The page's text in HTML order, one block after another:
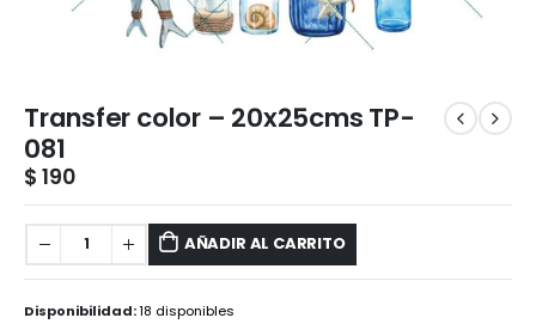
Transfer color – 20x25cms TP-
081
$ 190
AÑADIR AL CARRITO
Disponibilidad:18 disponibles